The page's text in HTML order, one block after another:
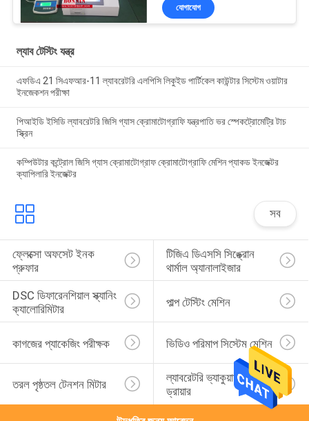
যোগাযোগ
ল্যাব টেস্টিং যন্ত্র
এফডিএ 21 সিএফআর-11 ল্যাবরেটরি এলপিসি লিকুইড পার্টিকেল কাউন্টার সিস্টেম ওয়াটার
ইনজেকশন পরীক্ষা
পিআইডি ইসিডি ল্যাবরেটরি জিসি গ্যাস ক্রোমাটোগ্রাফি যন্ত্রপাতি ভর স্পেকট্রোমেট্রি টাচ
স্ক্রিন
কম্পিউটার কন্ট্রোল জিসি গ্যাস ক্রোমাটোগ্রাফ ক্রোমাটোগ্রাফি মেশিন প্যাকড ইনজেক্টর
ক্যাপিলারি ইনজেক্টর
সব
ফ্লেক্সো অফসেট ইনক
প্রুফার
টিজিএ ডিএসসি সিঙ্ক্রোন
থার্মাল অ্যানালাইজার
DSC ডিফারেনশিয়াল স্ক্যানিং
ক্যালোরিমিটার
পাল্প টেস্টিং মেশিন
কাগজের প্যাকেজিং পরীক্ষক ভিডিও পরিমাপ সিস্টেম মেশিন
তরল পৃষ্ঠতল টেনশন মিটার
ল্যাবরেটরি ভ্যাকুয়াম ফ্রিজ
ড্রায়ার